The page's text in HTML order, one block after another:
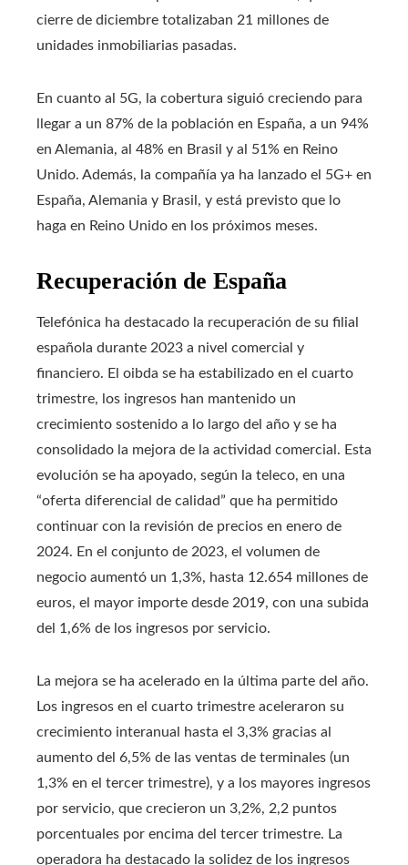
cierre de diciembre totalizaban 21 millones de
unidades inmobiliarias pasadas.
En cuanto al 5G, la cobertura siguió creciendo para
llegar a un 87% de la población en España, a un 94%
en Alemania, al 48% en Brasil y al 51% en Reino
Unido. Además, la compañía ya ha lanzado el 5G+ en
España, Alemania y Brasil, y está previsto que lo
haga en Reino Unido en los próximos meses.
Recuperación de España
Telefónica ha destacado la recuperación de su filial
española durante 2023 a nivel comercial y
financiero. El oibda se ha estabilizado en el cuarto
trimestre, los ingresos han mantenido un
crecimiento sostenido a lo largo del año y se ha
consolidado la mejora de la actividad comercial. Esta
evolución se ha apoyado, según la teleco, en una
“oferta diferencial de calidad” que ha permitido
continuar con la revisión de precios en enero de
2024. En el conjunto de 2023, el volumen de
negocio aumentó un 1,3%, hasta 12.654 millones de
euros, el mayor importe desde 2019, con una subida
del 1,6% de los ingresos por servicio.
La mejora se ha acelerado en la última parte del año.
Los ingresos en el cuarto trimestre aceleraron su
crecimiento interanual hasta el 3,3% gracias al
aumento del 6,5% de las ventas de terminales (un
1,3% en el tercer trimestre), y a los mayores ingresos
por servicio, que crecieron un 3,2%, 2,2 puntos
porcentuales por encima del tercer trimestre. La
operadora ha destacado la solidez de los ingresos